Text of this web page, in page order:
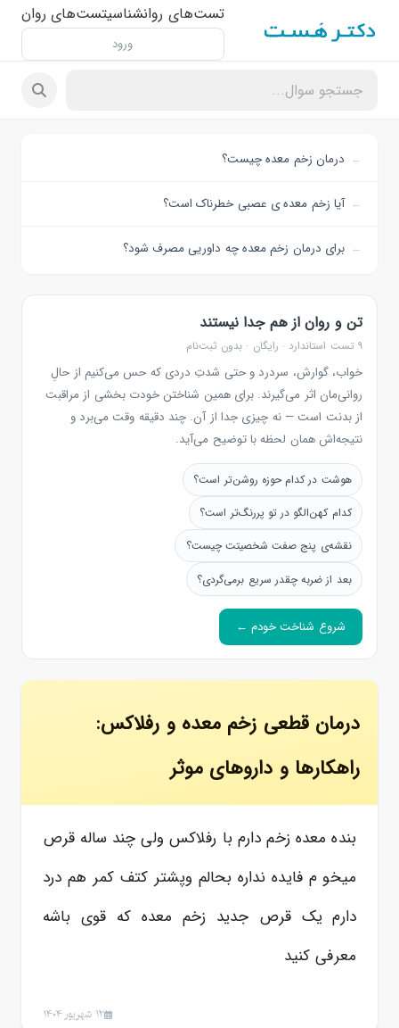
تست‌های روانشناسیتست‌های روان
ورود
درمان زخم معده چیست؟
آیا زخم معده ی عصبی خطرناک است؟
برای درمان زخم معده چه داوریی مصرف شود؟
تن و روان از هم جدا نیستند
۹ تست استاندارد · رایگان · بدون ثبت‌نام
خواب، گوارش، سردرد و حتی شدتِ دردی که حس می‌کنیم از حالِ
روانی‌مان اثر می‌گیرند. برای همین شناختن خودت بخشی از مراقبت
از بدنت است — نه چیزی جدا از آن. چند دقیقه وقت می‌برد و
نتیجه‌اش همان لحظه با توضیح می‌آید.
هوشت در کدام حوزه روشن‌تر است؟
کدام کهن‌الگو در تو پررنگ‌تر است؟
نقشه‌ی پنج صفت شخصیتت چیست؟
بعد از ضربه چقدر سریع برمی‌گردی؟
شروع شناخت خودم ←
درمان قطعی زخم معده و رفلاکس:
راهکارها و داروهای موثر
بنده معده زخم دارم با رفلاکس ولی چند ساله قرص
میخو م فایده نداره بحالم وپشتر کتف کمر هم درد
دارم یک قرص جدید زخم معده که قوی باشه
معرفی کنید
12 شهریور 1404